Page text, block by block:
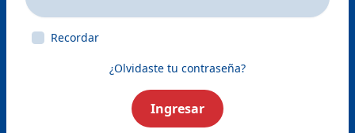
Recordar
¿Olvidaste tu contraseña?
Ingresar